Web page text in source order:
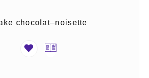
chocolat–noisette